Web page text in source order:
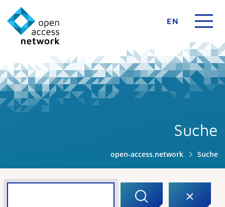
EN
Suche
open-access.network Suche